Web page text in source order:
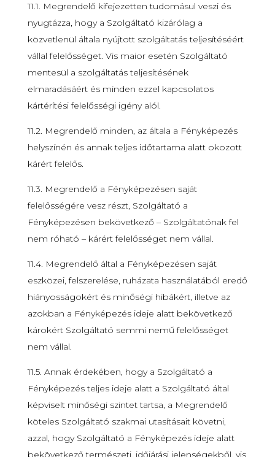
11.1. Megrendelő kifejezetten tudomásul veszi és
nyugtázza, hogy a Szolgáltató kizárólag a
közvetlenül általa nyújtott szolgáltatás teljesítéséért
vállal felelősséget. Vis maior esetén Szolgáltató
mentesül a szolgáltatás teljesítésének
elmaradásáért és minden ezzel kapcsolatos
kártérítési felelősségi igény alól.
11.2. Megrendelő minden, az általa a Fényképezés
helyszínén és annak teljes időtartama alatt okozott
kárért felelős.
11.3. Megrendelő a Fényképezésen saját
felelősségére vesz részt, Szolgáltató a
Fényképezésen bekövetkező – Szolgáltatónak fel
nem róható – kárért felelősséget nem vállal.
11.4. Megrendelő által a Fényképezésen saját
eszközei, felszerelése, ruházata használatából eredő
hiányosságokért és minőségi hibákért, illetve az
azokban a Fényképezés ideje alatt bekövetkező
károkért Szolgáltató semmi nemű felelősséget
nem vállal.
11.5. Annak érdekében, hogy a Szolgáltató a
Fényképezés teljes ideje alatt a Szolgáltató által
képviselt minőségi szintet tartsa, a Megrendelő
köteles Szolgáltató szakmai utasításait követni,
azzal, hogy Szolgáltató a Fényképezés ideje alatt
bekövetkező természeti, időjárási jelenségekből, vis